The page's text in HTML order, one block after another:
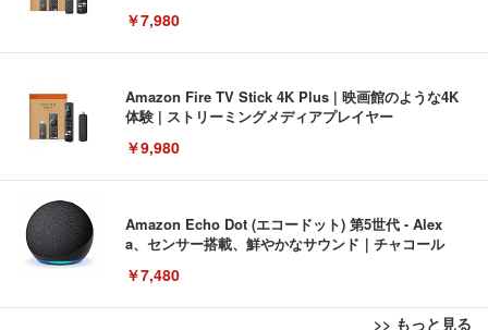
￥7,980
Amazon Fire TV Stick 4K Plus | 映画館のような4K
体験 | ストリーミングメディアプレイヤー
￥9,980
Amazon Echo Dot (エコードット) 第5世代 - Alex
a、センサー搭載、鮮やかなサウンド｜チャコール
￥7,480
>> もっと見る